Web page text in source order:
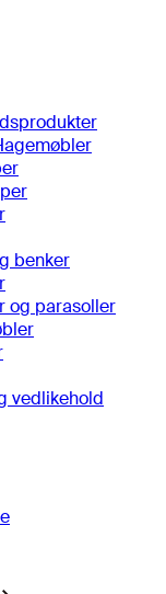
benker
og parasoller
vedlikehold